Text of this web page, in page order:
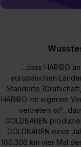
...dass HARIBO
europäischen
Standorte
HARIBO mit eigenen
vertreten
GOLDBÄREN
GOLDBÄREN einer
160.306 km vier Mal